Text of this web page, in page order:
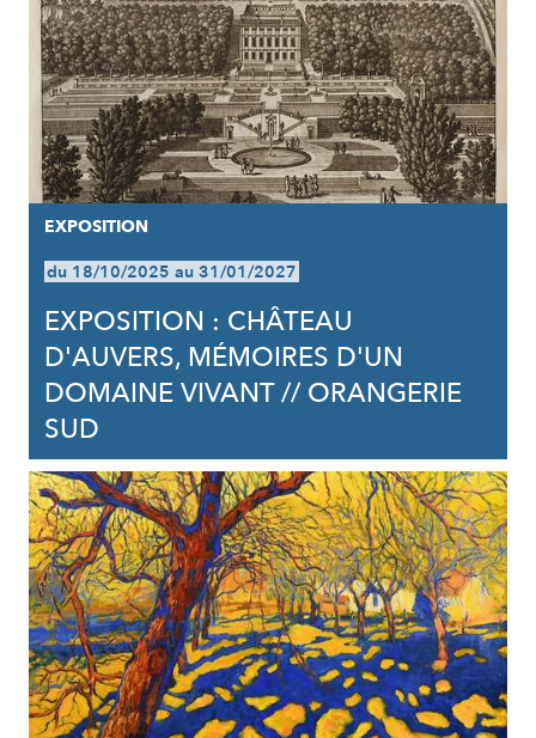
EXPOSITION
du 18/10/2025 au 31/01/2027
EXPOSITION : CHÂTEAU
D'AUVERS, MÉMOIRES D'UN
DOMAINE VIVANT // ORANGERIE
SUD